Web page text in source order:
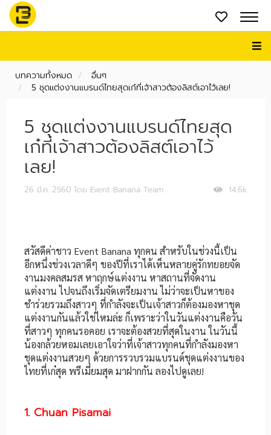
บทความทั้งหมด
อื่นๆ
5 ชุดแต่งงานแบรนด์ไทยสุดเก๋ที่เจ้าสาวต้องลิสต์เอาไว้เลย!
5 ชุดแต่งงานแบรนด์ไทยสุด
เก๋ที่เจ้าสาวต้องลิสต์เอาไว้
เลย!
14.6k
26 มี.ค. 2560 โดย Event Banana Team
สวัสดีค่าชาว Event Banana ทุกคน สำหรับในช่วงนี้เป็น
อีกหนึ่งช่วงเวลาดีๆ ของปีที่เราได้เห็นหลายคู่รักทยอยจัด
งานมงคลสมรส หาฤกษ์แต่งงาน หาสถานที่จัดงาน
แต่งงาน ไปจนถึงเริ่มจัดเตรียมงาน ไม่ว่าจะเป็นหาของ
ชำร่วยรวมถึงสาวๆ ที่กำลังจะเป็นเจ้าสาวก็ต้องมองหาชุด
แต่งงานกันแล้วใช่ไหมล่ะ ก็เพราะว่าในวันแต่งงานคือวัน
ที่สาวๆ ทุกคนรอคอย เราจะต้องสวยที่สุดในงาน ในวันนี้
น้องกล้วยหอมเลยเอาใจว่าที่เจ้าสาวทุกคนที่กำลังมองหา
ชุดแต่งงานสวยๆ ด้วยการรวบรวมแบรนด์ชุดแต่งงานของ
ไทยที่เก๋สุด พรีเมี่ยมสุด มาฝากกัน ลองไปดูเลย!
1. Chuan Pisamai